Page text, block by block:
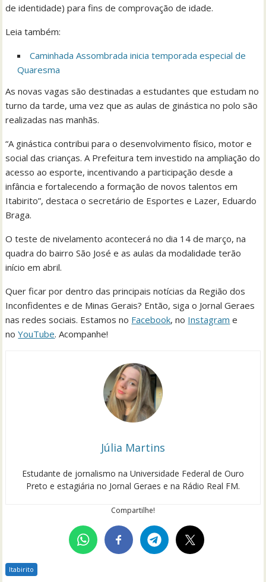
de identidade) para fins de comprovação de idade.
Leia também:
Caminhada Assombrada inicia temporada especial de
Quaresma
As novas vagas são destinadas a estudantes que estudam no
turno da tarde, uma vez que as aulas de ginástica no polo são
realizadas nas manhãs.
“A ginástica contribui para o desenvolvimento físico, motor e
social das crianças. A Prefeitura tem investido na ampliação do
acesso ao esporte, incentivando a participação desde a
infância e fortalecendo a formação de novos talentos em
Itabirito”, destaca o secretário de Esportes e Lazer, Eduardo
Braga.
O teste de nivelamento acontecerá no dia 14 de março, na
quadra do bairro São José e as aulas da modalidade terão
início em abril.
Quer ficar por dentro das principais notícias da Região dos
Inconfidentes e de Minas Gerais? Então, siga o Jornal Geraes
nas redes sociais. Estamos no Facebook, no Instagram e
noYouTube. Acompanhe!
Júlia Martins
Estudante de jornalismo na Universidade Federal de Ouro
Preto e estagiária no Jornal Geraes e na Rádio Real FM.
Compartilhe!
Itabirito